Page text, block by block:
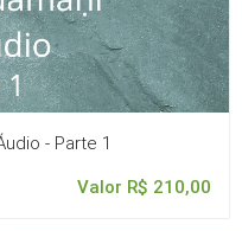
- Parte 1
Valor R$ 210,00